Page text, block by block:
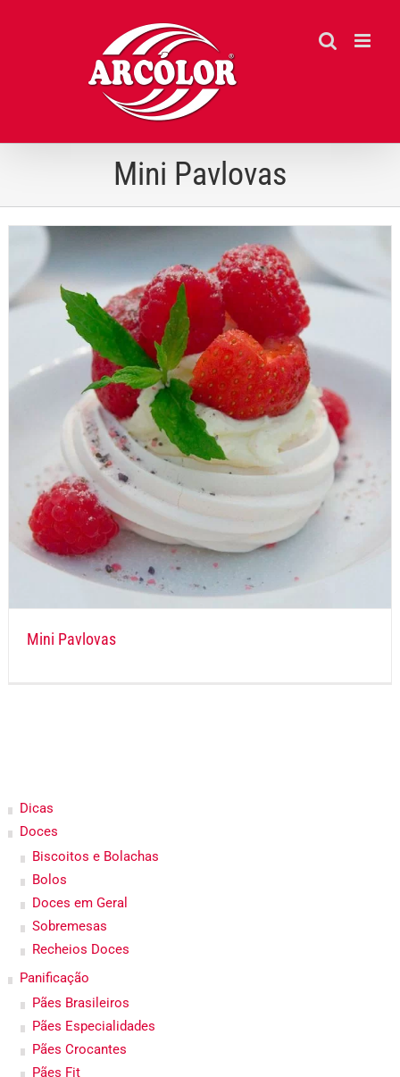
Mini Pavlovas
Mini Pavlovas
Dicas
Doces
Biscoitos e Bolachas
Bolos
Doces em Geral
Sobremesas
Recheios Doces
Panificação
Pães Brasileiros
Pães Especialidades
Pães Crocantes
Pães Fit